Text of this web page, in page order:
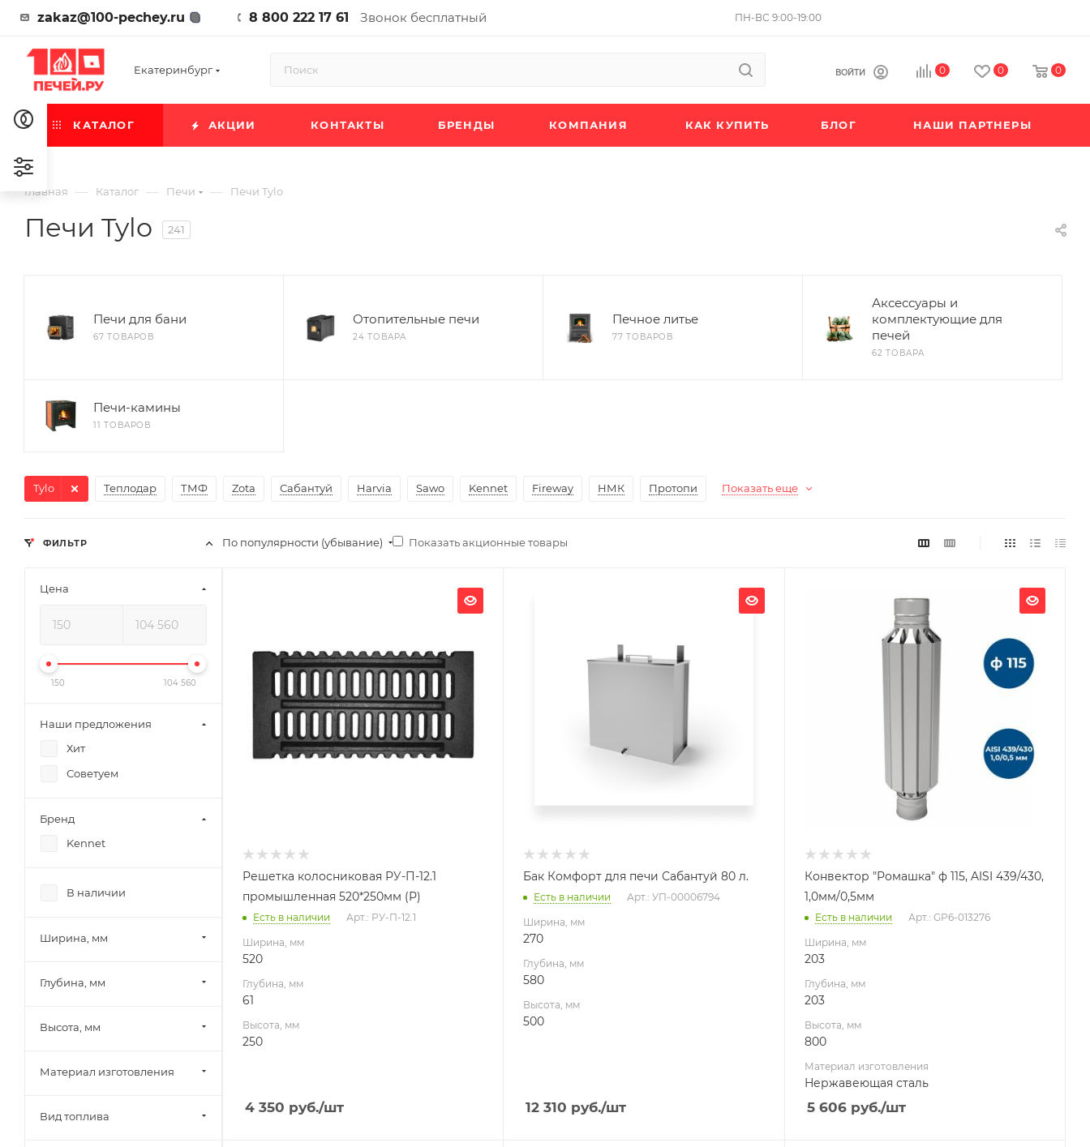
zakaz@100-pechey.ru 8 800 222 17 61 Звонок бесплатный ПН-ВС 9:00-19:00
Екатеринбург ВОЙТИ 0 0 0
КАТАЛОГ АКЦИИ КОНТАКТЫ БРЕНДЫ КОМПАНИЯ КАК КУПИТЬ БЛОГ НАШИ ПАРТНЕРЫ
Главная — Каталог — Печи — Печи Tylo
Печи Tylo 241
Печи для бани
67 ТОВАРОВ
Отопительные печи
24 ТОВАРА
Печное литье
77 ТОВАРОВ
Аксессуары и
комплектующие для
печей
62 ТОВАРА
Печи-камины
11 ТОВАРОВ
Теплодар ТМФ Zota Сабантуй Harvia Sawo Kennet Fireway НМК Протопи
Tylo Показать еще
По популярности (убывание) Показать акционные товары
61
Высота, мм
Решетка колосниковая РУ-П-12.1
промышленная 520*250мм (Р)
Есть в наличии Арт.: РУ-П-12.1
Ширина, мм
520
Глубина, мм
61
Высота, мм
250
4 350 руб./шт
Бак Комфорт для печи Сабантуй 80 л.
Есть в наличии Арт.: УП-00006794
Ширина, мм
270
Глубина, мм
580
Высота, мм
500
12 310 руб./шт
Конвектор "Ромашка" ф 115, AISI 439/430,
1,0мм/0,5мм
Есть в наличии Арт.: GP6-013276
Ширина, мм
203
Глубина, мм
203
Высота, мм
800
Материал изготовления
Нержавеющая сталь
5 606руб./шт
ФИЛЬТР
Цена
150 104 560
Наши предложения
Хит
Советуем
Бренд
Kennet
В наличии
Ширина, мм
Глубина, мм
Высота, мм
Материал изготовления
Вид топлива